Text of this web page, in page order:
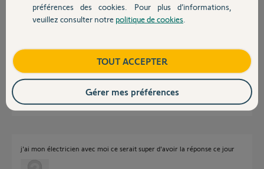
Contact
Anonyme il y a presque 8 ans
christophe L. il y a presque 8 ans
j'ai mon électricien avec moi ce serait super d'avoir la réponse ce jour
préférences des cookies. Pour plus d’informations,
veuillez consulter notre politique de cookies
TOUT ACCEPTER
Gérer mes préférences